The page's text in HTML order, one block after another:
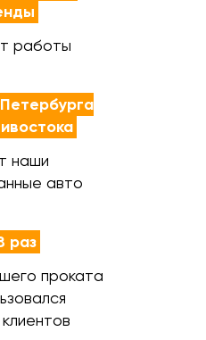
работы
наши
авто
раз
проката